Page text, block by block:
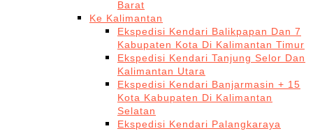
Barat
Ke Kalimantan
Ekspedisi Kendari Balikpapan Dan 7
Kabupaten Kota Di Kalimantan Timur
Ekspedisi Kendari Tanjung Selor Dan
Kalimantan Utara
Ekspedisi Kendari Banjarmasin + 15
Kota Kabupaten Di Kalimantan
Selatan
Ekspedisi Kendari Palangkaraya